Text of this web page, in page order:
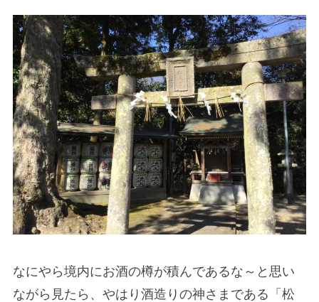
なにやら境内にお酒の樽が積んであるな～と思い
ながら見たら、やはり酒造りの神さまである「松